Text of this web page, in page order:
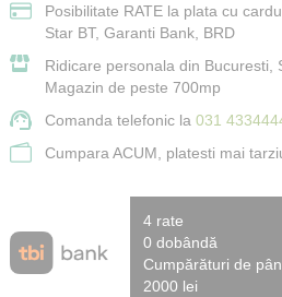
Posibilitate RATE la plata cu
Star BT, Garanti Bank, BRD
Ridicare personala din Bucuresti,
Magazin de peste 700mp
Comanda telefonic la 031
Cumpara ACUM, platesti mai
4 rate
0 dobândă
Cumpărături de
2000 lei